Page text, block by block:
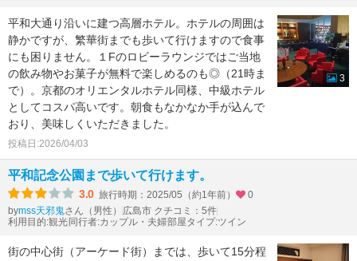
平和大通り沿いに建つ高層ホテル。ホテルの周囲は
静かですが、繁華街までも歩いて行けますので食事
にも困りません。１Fのロビーラウンジではご当地
の飲み物やお菓子が無料で楽しめるのも◎（21時ま
で）。京都のオリエンタルホテル同様、中級ホテル
としてコスパ高いです。朝食もなかなか手が込んで
おり、美味しくいただきました。
投稿日:2026/04/03
3
平和記念公園まで歩いて行けます。
3.0 旅行時期：2025/05（約1年前）
0
bymss天邪鬼さん（男性）
広島市 クチコミ：5件
利用目的:観光 同行者:カップル・夫婦部屋タイプ:ツイン
街の中心街（アーケード街）までは、歩いて15分程